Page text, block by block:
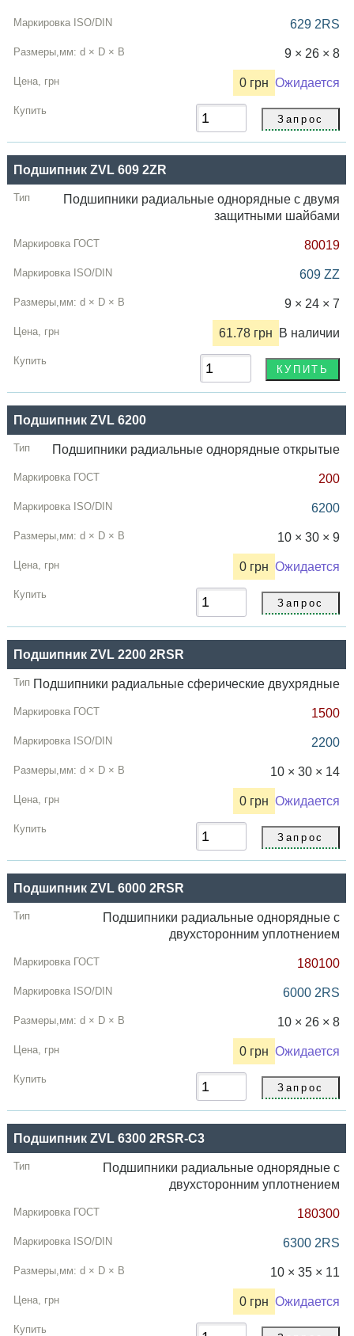
629 2RS
9 × 26 × 8
0 грн Ожидается
Подшипник ZVL 609 2ZR
Подшипники радиальные однорядные с двумя
защитными шайбами
80019
609 ZZ
9 × 24 × 7
61.78 грн В наличии
Подшипник ZVL 6200
Подшипники радиальные однорядные открытые
200
6200
10 × 30 × 9
0 грн Ожидается
Подшипник ZVL 2200 2RSR
Подшипники радиальные сферические двухрядные
1500
2200
10 × 30 × 14
0 грн Ожидается
Подшипник ZVL 6000 2RSR
Подшипники радиальные однорядные с
двухсторонним уплотнением
180100
6000 2RS
10 × 26 × 8
0 грн Ожидается
Подшипник ZVL 6300 2RSR-C3
Подшипники радиальные однорядные с
двухсторонним уплотнением
180300
6300 2RS
10 × 35 × 11
0 грн Ожидается